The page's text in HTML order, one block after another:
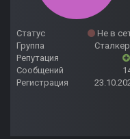
Статус
Не в
Группа
Репутация
Сообщений
Регистрация